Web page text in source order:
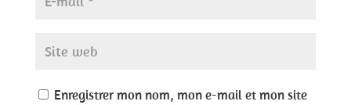
Enregistrer mon nom, mon e-mail et mon site